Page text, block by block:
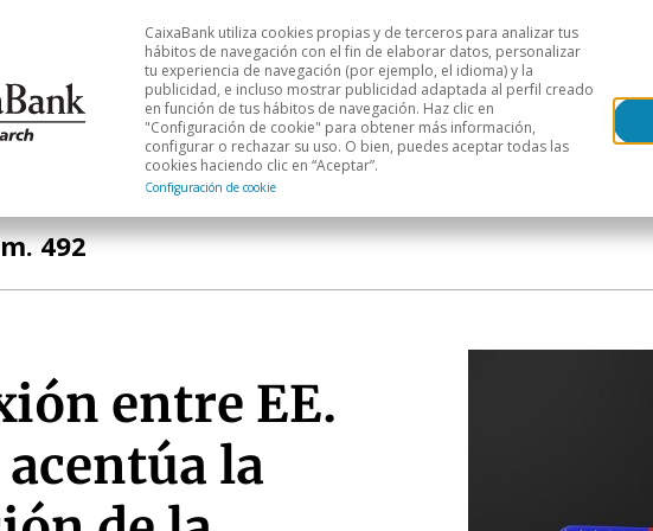
y mercados Análisis sectorial Áreas geográficas
CaixaBank utiliza cookies propias y de terceros para analizar tus
hábitos de navegación con el fin de elaborar datos, personalizar
tu experiencia de navegación (por ejemplo, el idioma) y la
publicidad, e incluso mostrar publicidad adaptada al perfil creado
en función de tus hábitos de navegación. Haz clic en
"Configuración de cookie" para obtener más información,
configurar o rechazar su uso. O bien, puedes aceptar todas las
cookies haciendo clic en “Aceptar”.
Configuración de cookie
492
entre EE.
la